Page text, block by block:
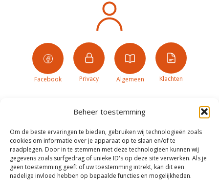
Beheer toestemming
Om de beste ervaringen te bieden, gebruiken wij technologieën zoals
cookies om informatie over je apparaat op te slaan en/of te
raadplegen. Door in te stemmen met deze technologieën kunnen wij
gegevens zoals surfgedrag of unieke ID's op deze site verwerken. Als je
geen toestemming geeft of uw toestemming intrekt, kan dit een
nadelige invloed hebben op bepaalde functies en mogelijkheden.
Facebook Privacy Algemeen Klachten